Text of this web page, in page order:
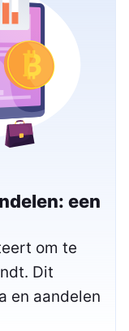
een
om te
Dit
en aandelen